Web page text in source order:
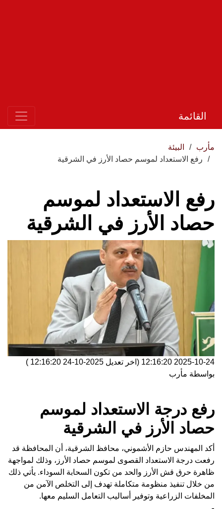
القائمة
مأرب
البيئة
رفع الاستعداد لموسم حصاد الأرز في الشرقية
رفع الاستعداد لموسم
حصاد الأرز في الشرقية
2025-10-24 12:16:20 (اخر تعديل 2025-10-24 12:16:20
)
بواسطة مأرب
رفع درجة الاستعداد لموسم
حصاد الأرز في الشرقية
أكد المهندس حازم الأشموني، محافظ الشرقية، أن المحافظة قد
رفعت درجة الاستعداد القصوى لموسم حصاد الأرز، وذلك لمواجهة
ظاهرة حرق قش الأرز والحد من تكون السحابة السوداء. يأتي ذلك
من خلال تنفيذ منظومة متكاملة تهدف إلى التخلص الآمن من
المخلفات الزراعية وتوفير أساليب التعامل السليم معها.